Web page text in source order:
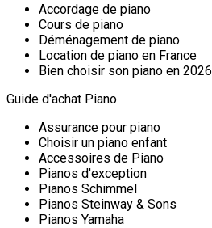
Accordage de piano
Cours de piano
Déménagement de piano
Location de piano en France
Bien choisir son piano en 2026
Guide d'achat Piano
Assurance pour piano
Choisir un piano enfant
Accessoires de Piano
Pianos d'exception
Pianos Schimmel
Pianos Steinway & Sons
Pianos Yamaha